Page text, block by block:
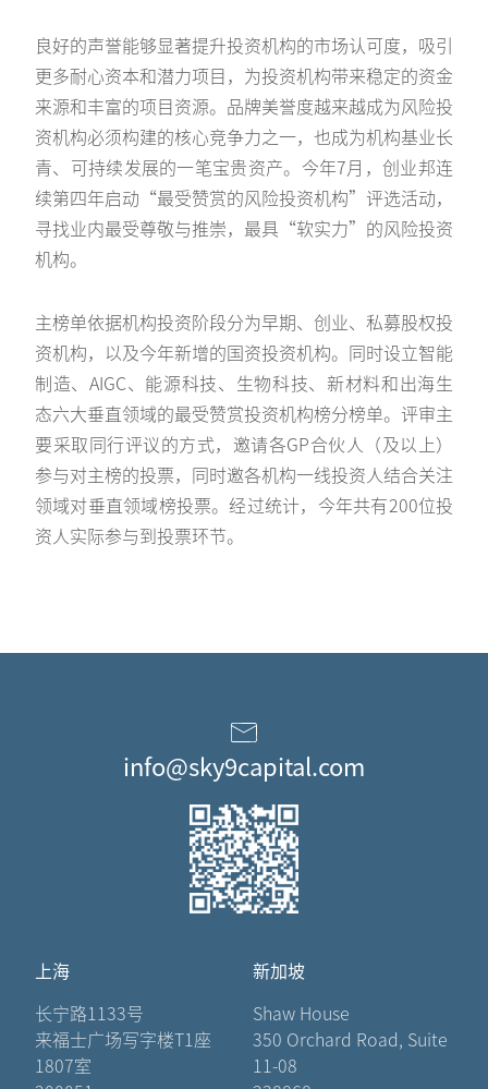
良好的声誉能够显著提升投资机构的市场认可度，吸引
更多耐心资本和潜力项目，为投资机构带来稳定的资金
来源和丰富的项目资源。品牌美誉度越来越成为风险投
资机构必须构建的核心竞争力之一，也成为机构基业长
青、可持续发展的一笔宝贵资产。今年7月，创业邦连
续第四年启动“最受赞赏的风险投资机构”评选活动，
寻找业内最受尊敬与推崇，最具“软实力”的风险投资
机构。
主榜单依据机构投资阶段分为早期、创业、私募股权投
资机构，以及今年新增的国资投资机构。同时设立智能
制造、AIGC、能源科技、生物科技、新材料和出海生
态六大垂直领域的最受赞赏投资机构榜分榜单。评审主
要采取同行评议的方式，邀请各GP合伙人（及以上）
参与对主榜的投票，同时邀各机构一线投资人结合关注
领域对垂直领域榜投票。经过统计，今年共有200位投
资人实际参与到投票环节。
info@sky9capital.com
上海
长宁路1133号
来福士广场写字楼T1座
1807室
新加坡
Shaw House
350 Orchard Road, Suite
11-08